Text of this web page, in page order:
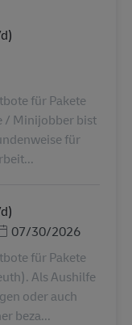
für Pakete
/ Minijobber bist
für
Date
07/30/2026
für Pakete
Als Aushilfe
oder auch
beza...